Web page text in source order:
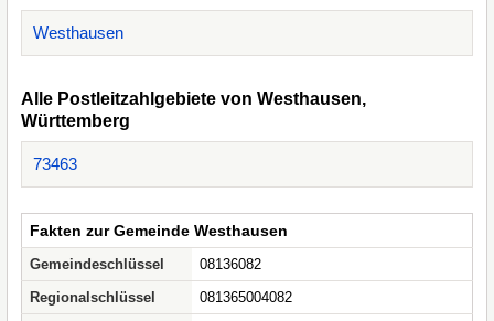
Westhausen
Alle Postleitzahlgebiete von Westhausen,
Württemberg
73463
Fakten zur Gemeinde Westhausen
Gemeindeschlüssel
08136082
Regionalschlüssel
081365004082